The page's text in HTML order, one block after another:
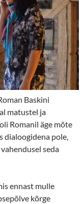
Baskini
matustel ja
Romanil äge mõte
dialoogidena pole,
seda
ennast mulle
kõrge